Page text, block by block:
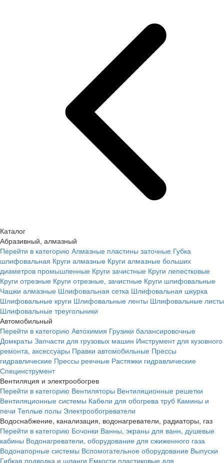
Каталог
Абразивный, алмазный
Перейти в категорию Алмазные пластины заточные Губка
шлифовальная Круги алмазные Круги алмазные больших
диаметров промышленные Круги зачистные Круги лепестковые
Круги отрезные Круги отрезные, зачистные Круги шлифовальные
Чашки алмазные Шлифовальная сетка Шлифовальная шкурка
Шлифовальные круги Шлифовальные ленты Шлифовальные листы
Шлифовальные треугольники
Автомобильный
Перейти в категорию Автохимия Грузики балансировочные
Домкраты Запчасти для грузовых машин Инструмент для кузовного
ремонта, аксессуары Правки автомобильные Прессы
гидравлические Прессы реечные Растяжки гидравлические
Специнструмент
Вентиляция и электрообогрев
Перейти в категорию Вентиляторы Вентиляционные решетки
Вентиляционные системы Кабели для обогрева труб Камины и
печи Теплые полы Электрообогреватели
Водоснабжение, канализация, водонагреватели, радиаторы, газ
Перейти в категорию Бочонки Ванны, экраны для ванн, душевые
кабины Водонагреватели, оборудование для сжиженного газа
Водонапорные системы Вспомогательное оборудование Выпуски
Гибкая подводка и шланги Емкости пластиковые для